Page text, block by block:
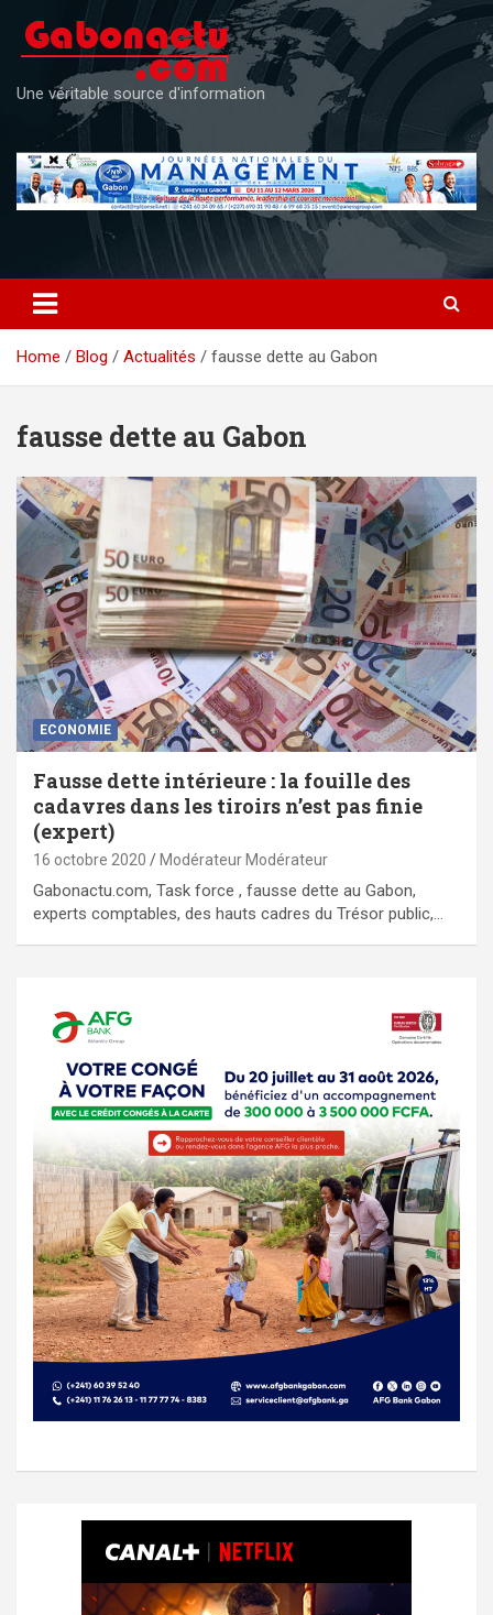
content
Une véritable source d'information
Home Blog Actualités fausse dette au Gabon
fausse dette au Gabon
ECONOMIE
Fausse dette intérieure : la fouille des
cadavres dans les tiroirs n’est pas finie
(expert)
16 octobre 2020 Modérateur Modérateur
Gabonactu.com, Task force , fausse dette au Gabon,
experts comptables, des hauts cadres du Trésor public,…